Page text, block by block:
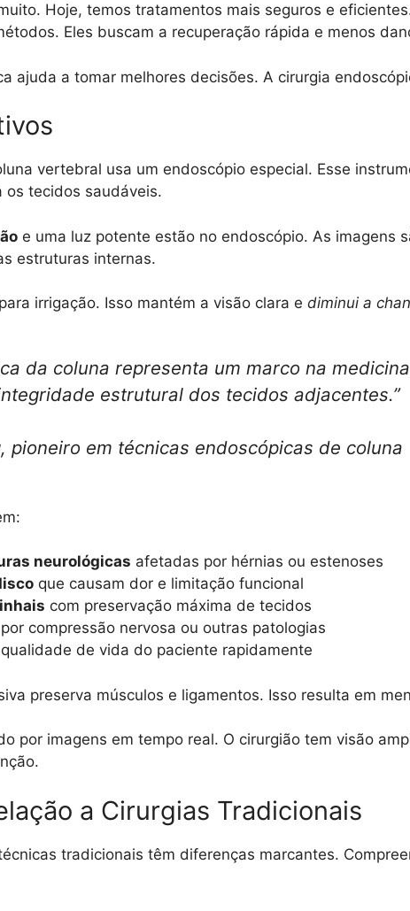
Hoje, temos tratamentos mais seguros e
Eles buscam a recuperação rápida e menos
ajuda a tomar melhores decisões. A cirurgia
vertebral usa um endoscópio especial. Esse
os tecidos saudáveis.
e uma luz potente estão no endoscópio. As imagens
estruturas internas.
irrigação. Isso mantém a visão clara e diminui a
da coluna representa um marco na
estrutural dos tecidos adjacentes.”
pioneiro em técnicas endoscópicas de coluna
neurológicas afetadas por hérnias ou estenoses
que causam dor e limitação funcional
com preservação máxima de tecidos
compressão nervosa ou outras patologias
de vida do paciente rapidamente
preserva músculos e ligamentos. Isso resulta em
por imagens em tempo real. O cirurgião tem visão
a Cirurgias Tradicionais
tradicionais têm diferenças marcantes.